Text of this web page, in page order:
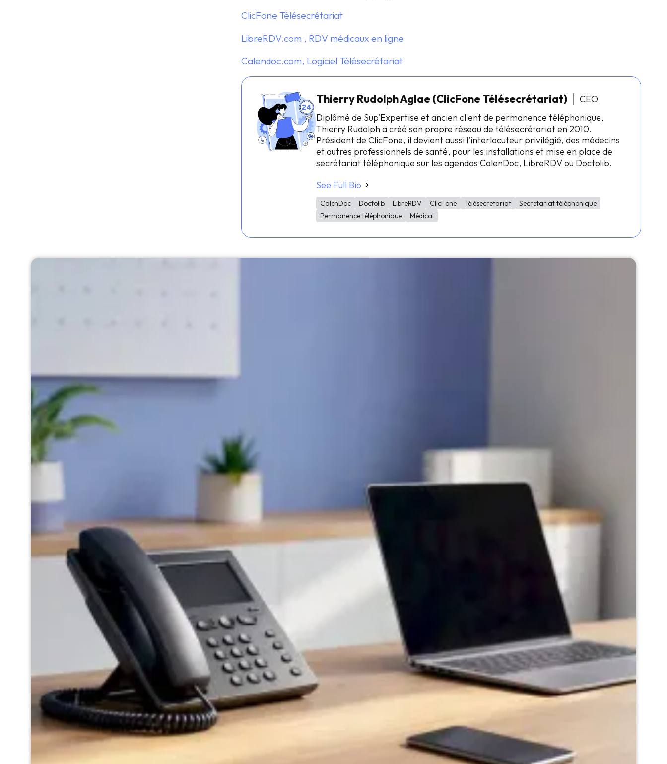
ClicFone Télésecrétariat
LibreRDV.com , RDV médicaux en ligne
Calendoc.com, Logiciel Télésecrétariat
Thierry Rudolph Aglae (ClicFone Télésecrétariat)
CEO
Diplômé de Sup'Expertise et ancien client de permanence téléphonique,
Thierry Rudolph a créé son propre réseau de télésecrétariat en 2010.
Président de ClicFone, il devient aussi l'interlocuteur privilégié, des médecins
et autres professionnels de santé, pour les installations et mise en place de
secrétariat téléphonique sur les agendas CalenDoc, LibreRDV ou Doctolib.
See Full Bio
CalenDoc Doctolib LibreRDV ClicFone Télésecretariat
Secretariat téléphonique
Permanence téléphonique
Médical